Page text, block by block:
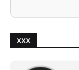
XXX